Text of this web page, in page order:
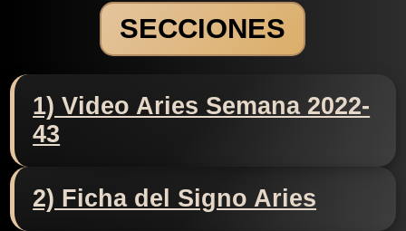
SECCIONES
1) Video Aries Semana 2022-
43
2) Ficha del Signo Aries